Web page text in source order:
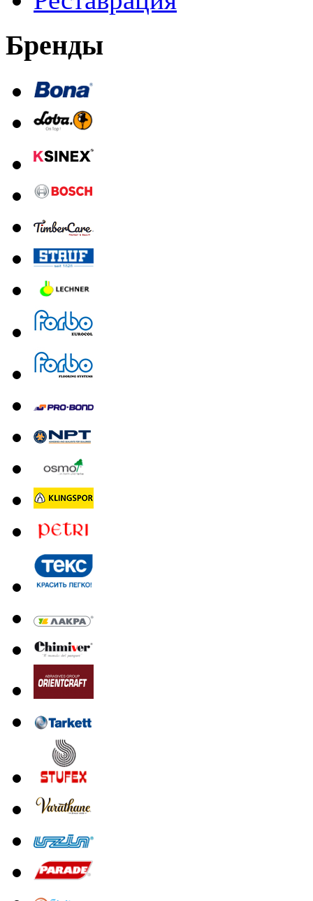
Бренды